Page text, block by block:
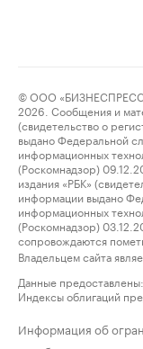
© ООО
2026. Сообщения и
(свидетельство о
выдано Федеральной
информационных
(Роскомнадзор)
издания «РБК»
информации выдано
информационных
(Роскомнадзор)
сопровождаются
Владельцем сайта
Данные предоставлены:
Индексы облигаций
Информация об